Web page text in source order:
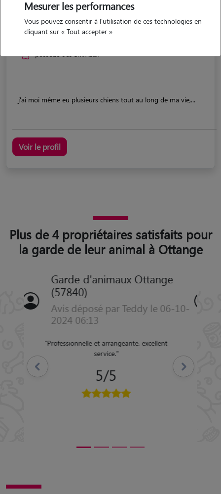
Jennifer
Ottange 57840
j'ai moi même eu plusieurs chiens tout au long de ma vie,...
Voir le profil
Plus de 4 propriétaires satisfaits pour
la garde de leur animal à Ottange
Garde d'animaux Ottange
(57840)
Avis déposé par Emilie le 05-11-
2022 05:03
"Merci à Marine d avoir pris soin de notre
chaton, à notre retour tout était propre
malgré les petites bêtises de Bo et elle avait
l air déjà attaché à elle. Je vous la
recommande vivement
Précédent Suivant
Mesurer les performances
Vous pouvez consentir à l'utilisation de ces technologies en
cliquant sur « Tout accepter »